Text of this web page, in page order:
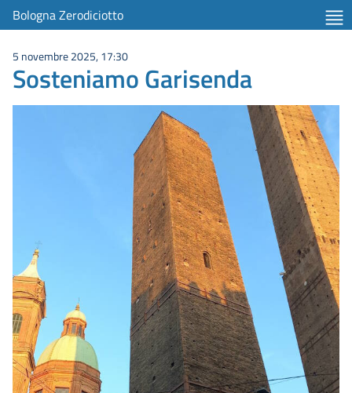
Bologna Zerodiciotto
5 novembre 2025, 17:30
Sosteniamo Garisenda